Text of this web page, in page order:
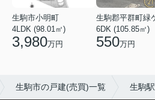
生駒市小明町
4LDK (98.01㎡)
3,980万円
6DK (105.85㎡)
550万円
生駒市の戸建(売買)一覧 生駒駅